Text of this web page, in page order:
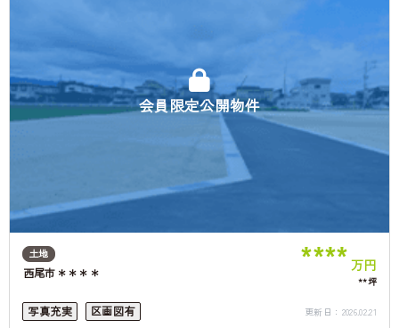
会員限定公開物件
土地
西尾市＊＊＊＊ **** 万円
**坪
写真充実 区画図有 更新日： 2026.02.21